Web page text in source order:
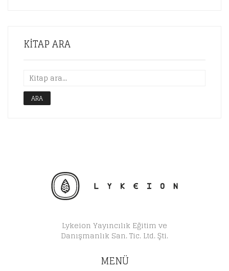
KITAP ARA
ARA
Lykeion Yayıncılık Eğitim ve
Danışmanlık San. Tic. Ltd. Şti.
MENÜ